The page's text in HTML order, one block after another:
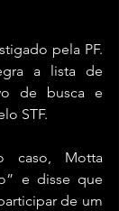
pela PF.
a lista de
de busca e
STF.
caso, Motta
e disse que
de um